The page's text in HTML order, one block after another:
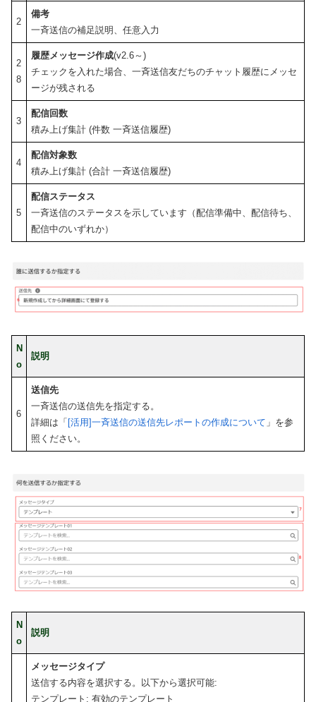
2
備考
一斉送信の補足説明、任意入力
2
8
履歴メッセージ作成(v2.6～)
チェックを入れた場合、一斉送信友だちのチャット履歴にメッセ
ージが残される
3
配信回数
積み上げ集計 (件数 一斉送信履歴)
4
配信対象数
積み上げ集計 (合計 一斉送信履歴)
5
配信ステータス
一斉送信のステータスを示しています（配信準備中、配信待ち、
配信中のいずれか）
N
o
説明
6
送信先
一斉送信の送信先を指定する。
詳細は「 [活用]一斉送信の送信先レポートの作成について 」を参
照ください。
N
o
説明
メッセージタイプ
送信する内容を選択する。以下から選択可能:
テンプレート: 有効のテンプレート